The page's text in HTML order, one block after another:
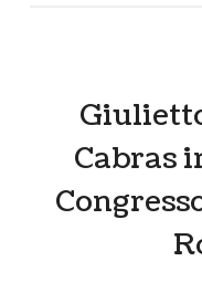
Cabras